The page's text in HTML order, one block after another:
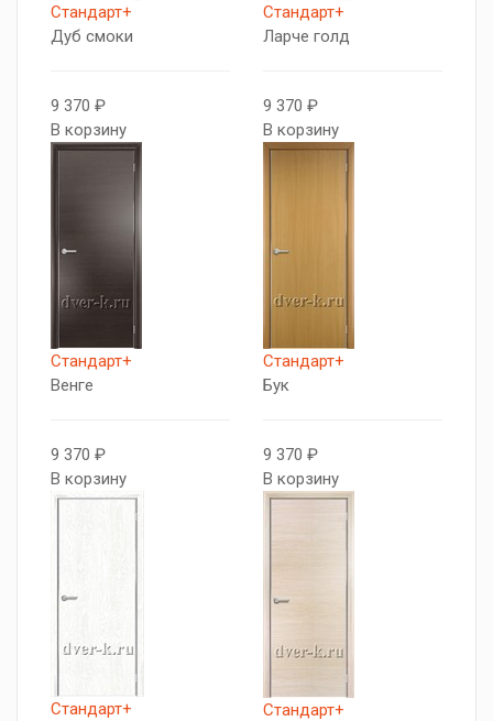
Стандарт+
Дуб смоки
9 370 ₽
В корзину
Стандарт+
Ларче голд
9 370 ₽
В корзину
Стандарт+
Венге
9 370 ₽
В корзину
Стандарт+
Бук
9 370 ₽
В корзину
Стандарт+
Стандарт+